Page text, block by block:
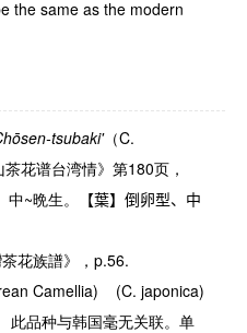
the same as the modern
tsubaki'（C.
茶花谱台湾情》第180页，
中~晩生。
【葉】倒卵型、中
花族譜》，p.56.
Camellia)
(C. japonica)
此品种与韩国毫无关联。单